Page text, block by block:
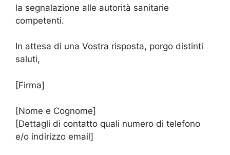
la segnalazione alle autorità sanitarie
competenti.
In attesa di una Vostra risposta, porgo distinti
saluti,
[Firma]
[Nome e Cognome]
[Dettagli di contatto quali numero di telefono
e/o indirizzo email]